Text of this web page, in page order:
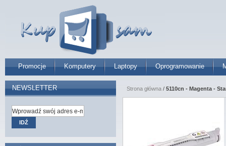
Promocje Komputery Laptopy Oprogramowanie
Strona główna / 5110cn - Magenta -
NEWSLETTER
IDŹ